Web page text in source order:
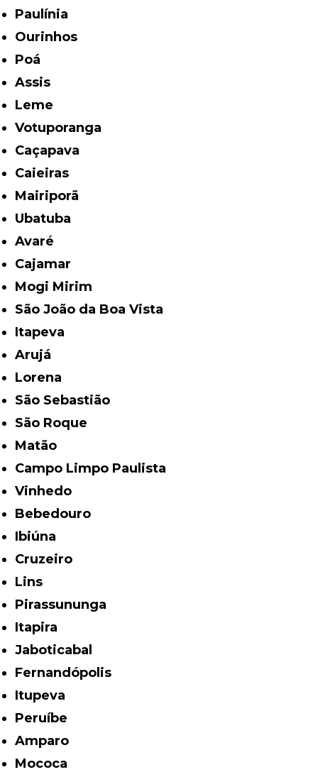
Paulínia
Ourinhos
Poá
Assis
Leme
Votuporanga
Caçapava
Caieiras
Mairiporã
Ubatuba
Avaré
Cajamar
Mogi Mirim
São João da Boa Vista
Itapeva
Arujá
Lorena
São Sebastião
São Roque
Matão
Campo Limpo Paulista
Vinhedo
Bebedouro
Ibiúna
Cruzeiro
Lins
Pirassununga
Itapira
Jaboticabal
Fernandópolis
Itupeva
Peruíbe
Amparo
Mococa